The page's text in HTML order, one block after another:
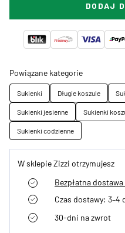
DODAJ
Powiązane kategorie
Sukienki Długie koszule
Sukienki jesienne
Sukienki
Sukienki codzienne
W sklepie Zizzi otrzymujesz
Bezpłatna dostawa
Czas dostawy: 3–4
30-dni na zwrot